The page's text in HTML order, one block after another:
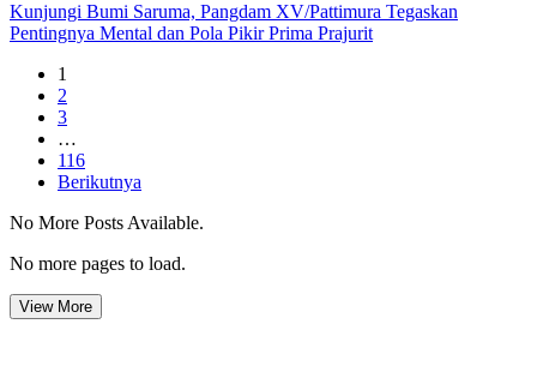
Kunjungi Bumi Saruma, Pangdam XV/Pattimura Tegaskan
Pentingnya Mental dan Pola Pikir Prima Prajurit
1
2
3
…
116
Berikutnya
No More Posts Available.
No more pages to load.
View More